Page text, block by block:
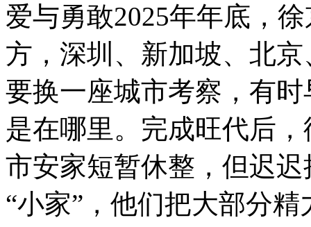
爱与勇敢2025年年底，
方，深圳、新加坡、北
要换一座城市考察，有
是在哪里。完成旺代后
市安家短暂休整，但迟
“小家”，他们把大部分